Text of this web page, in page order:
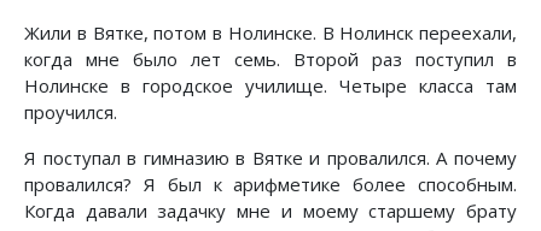
Жили в Вятке, потом в Нолинске. В Нолинск переехали,
когда мне было лет семь. Второй раз поступил в
Нолинске в городское училище. Четыре класса там
проучился.
Я поступал в гимназию в Вятке и провалился. А почему
провалился? Я был к арифметике более способным.
Когда давали задачку мне и моему старшему брату